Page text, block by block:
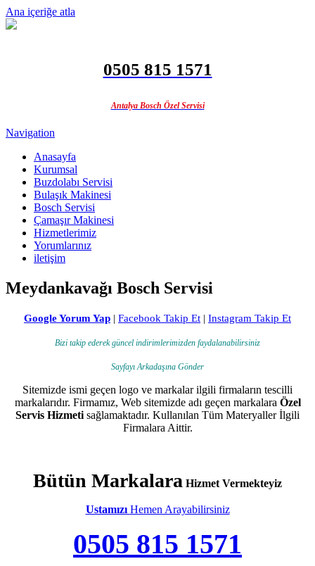
Ana içeriğe atla
0505 815 1571
Antalya Bosch Özel Servisi
Navigation
Anasayfa
Kurumsal
Buzdolabı Servisi
Bulaşık Makinesi
Bosch Servisi
Çamaşır Makinesi
Hizmetlerimiz
Yorumlarınız
iletişim
Meydankavağı Bosch Servisi
Google Yorum Yap | Facebook Takip Et | Instagram Takip Et
Bizi takip ederek güncel indirimlerimizden faydalanabilirsiniz
Sayfayı Arkadaşına Gönder
Sitemizde ismi geçen logo ve markalar ilgili firmaların tescilli
markalarıdır. Firmamız, Web sitemizde adı geçen markalara Özel
Servis Hizmeti sağlamaktadır. Kullanılan Tüm Materyaller İlgili
Firmalara Aittir.
Bütün Markalara Hizmet Vermekteyiz
Ustamızı Hemen Arayabilirsiniz
0505 815 1571